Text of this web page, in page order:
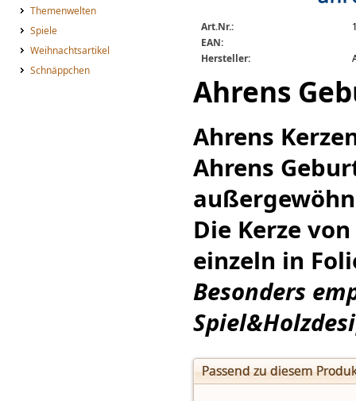
Themenwelten
Spiele
Weihnachtsartikel
Schnäppchen
Art.Nr.:
EAN:
Hersteller:
Ahrens
Ahrens
Ahrens
Die Kerze
einzeln in
Besonders
Passend zu diesem